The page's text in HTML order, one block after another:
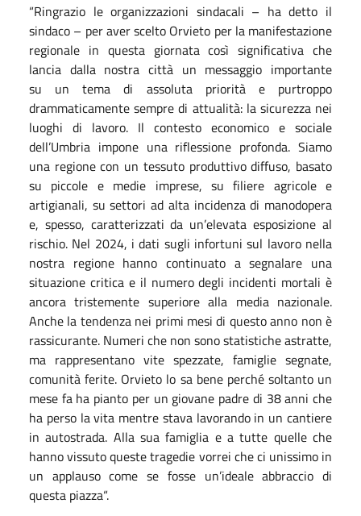
“Ringrazio le organizzazioni sindacali – ha detto il
sindaco – per aver scelto Orvieto per la manifestazione
regionale in questa giornata così significativa che
lancia dalla nostra città un messaggio importante
su un tema di assoluta priorità e purtroppo
drammaticamente sempre di attualità: la sicurezza nei
luoghi di lavoro. Il contesto economico e sociale
dell’Umbria impone una riflessione profonda. Siamo
una regione con un tessuto produttivo diffuso, basato
su piccole e medie imprese, su filiere agricole e
artigianali, su settori ad alta incidenza di manodopera
e, spesso, caratterizzati da un’elevata esposizione al
rischio. Nel 2024, i dati sugli infortuni sul lavoro nella
nostra regione hanno continuato a segnalare una
situazione critica e il numero degli incidenti mortali è
ancora tristemente superiore alla media nazionale.
Anche la tendenza nei primi mesi di questo anno non è
rassicurante. Numeri che non sono statistiche astratte,
ma rappresentano vite spezzate, famiglie segnate,
comunità ferite. Orvieto lo sa bene perché soltanto un
mese fa ha pianto per un giovane padre di 38 anni che
ha perso la vita mentre stava lavorando in un cantiere
in autostrada. Alla sua famiglia e a tutte quelle che
hanno vissuto queste tragedie vorrei che ci unissimo in
un applauso come se fosse un’ideale abbraccio di
questa piazza“.